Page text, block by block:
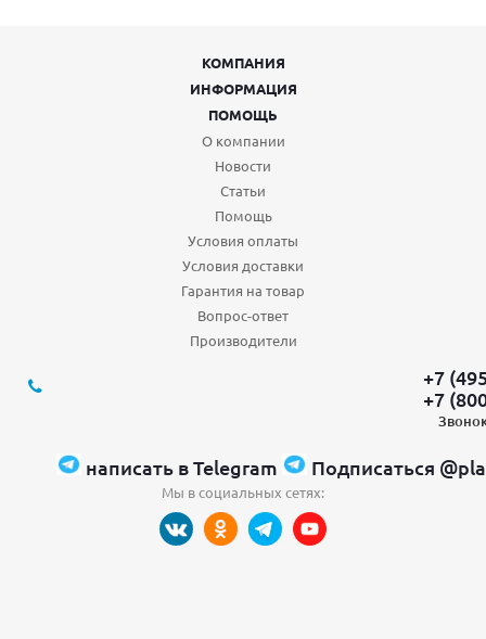
КОМПАНИЯ
ИНФОРМАЦИЯ
ПОМОЩЬ
О компании
Новости
Статьи
Помощь
Условия оплаты
Условия доставки
Гарантия на товар
Вопрос-ответ
Производители
+7
+7
написать в Telegram Подписаться
Мы в социальных сетях: